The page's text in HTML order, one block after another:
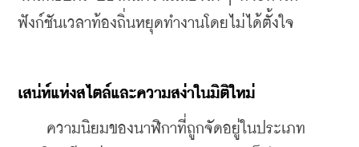
ฟังก์ชันเวลาท้องถิ่นหยุดทำงานโดยไม่ได้ตั้งใจ
เสน่ห์แห่งสไตล์และความสง่าในมิติใหม่
ความนิยมของนาฬิกาที่ถูกจัดอยู่ในประเภท